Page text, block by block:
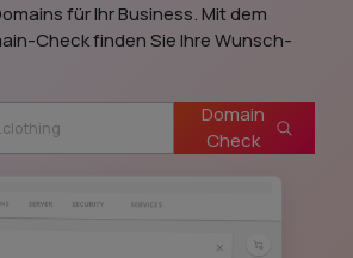
für Ihr Business. Mit dem
Check finden Sie Ihre Wunsch-
Domain
Check